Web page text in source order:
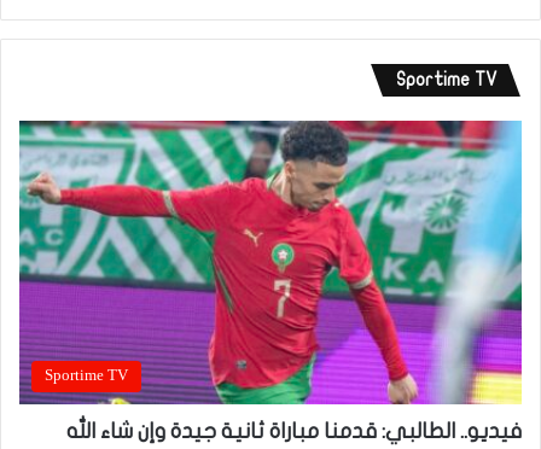
Sportime TV
Sportime TV
فيديو.. الطالبي: قدمنا مباراة ثانية جيدة وإن شاء الله